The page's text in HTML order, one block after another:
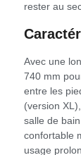
rester au
Avec une
740 mm
entre les
(version
salle de
confortable
usage